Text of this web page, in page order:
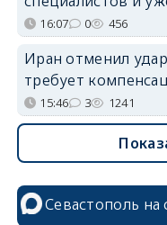
16:07 0 456
Иран отменил
требует
15:46 3 1241
Севастополь на